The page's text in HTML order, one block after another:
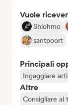
Vuole
Shlohmo
santpoort
Principali
Ingaggiare
Altre
Consigliare al